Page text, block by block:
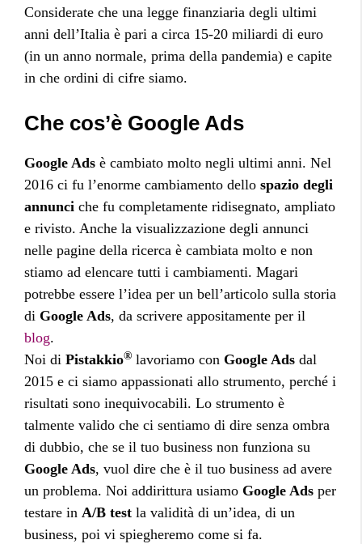
Considerate che una legge finanziaria degli ultimi
anni dell’Italia è pari a circa 15-20 miliardi di euro
(in un anno normale, prima della pandemia) e capite
in che ordini di cifre siamo.
Che cos’è Google Ads
Google Ads è cambiato molto negli ultimi anni. Nel
2016 ci fu l’enorme cambiamento dello spazio degli
annunci che fu completamente ridisegnato, ampliato
e rivisto. Anche la visualizzazione degli annunci
nelle pagine della ricerca è cambiata molto e non
stiamo ad elencare tutti i cambiamenti. Magari
potrebbe essere l’idea per un bell’articolo sulla storia
di Google Ads, da scrivere appositamente per il
blog.
Noi di Pistakkio® lavoriamo con Google Ads dal
2015 e ci siamo appassionati allo strumento, perché i
risultati sono inequivocabili. Lo strumento è
talmente valido che ci sentiamo di dire senza ombra
di dubbio, che se il tuo business non funziona su
Google Ads, vuol dire che è il tuo business ad avere
un problema. Noi addirittura usiamo Google Ads per
testare in A/B test la validità di un’idea, di un
business, poi vi spiegheremo come si fa.